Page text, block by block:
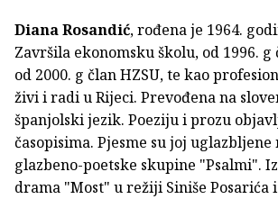
Diana Rosandić, rođena je 1964.
Završila ekonomsku školu, od 1996. g
od 2000. g član HZSU, te kao
živi i radi u Rijeci. Prevođena na
španjolski jezik. Poeziju i prozu
časopisima. Pjesme su joj uglazbljene
glazbeno-poetske skupine "Psalmi".
drama "Most" u režiji Siniše Posarića